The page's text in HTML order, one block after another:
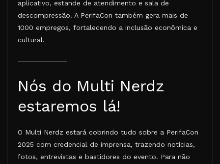
aplicativo, estande de atendimento e sala de
descompressão. A PerifaCon também gera mais de
1000 empregos, fortalecendo a inclusão econômica e
cultural.
Nós do Multi Nerdz
estaremos lá!
O Multi Nerdz estará cobrindo tudo sobre a PerifaCon
2025 com credencial de imprensa, trazendo notícias,
fotos, entrevistas e bastidores do evento. Para não